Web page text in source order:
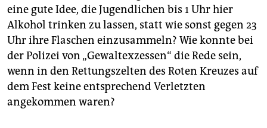
eine gute Idee, die Jugendlichen bis 1 Uhr hier
Alkohol trinken zu lassen, statt wie sonst gegen 23
Uhr ihre Flaschen einzusammeln? Wie konnte bei
der Polizei von „Gewaltexzessen“ die Rede sein,
wenn in den Rettungszelten des Roten Kreuzes auf
dem Fest keine entsprechend Verletzten
angekommen waren?